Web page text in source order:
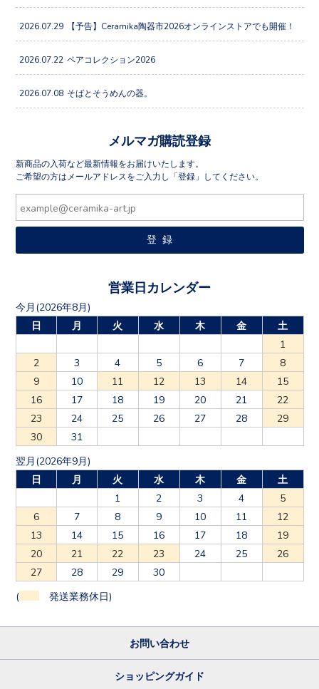
2026.07.29 【予告】Ceramika陶器市2026オンラインストアでも開催！
2026.07.22 ペアコレクション2026
2026.07.08 そばとそうめんの器。
メルマガ購読登録
新商品の入荷など最新情報をお届けいたします。
ご希望の方はメールアドレスをご入力し「登録」してください。
営業日カレンダー
今月(2026年8月)
日
月 火 水 木 金
土
1
2
3 4 5 6 7
8
9
10 11 12 13 14
15
16
17 18 19 20 21
22
23
24 25 26 27 28
29
30
31
翌月(2026年9月)
日
月 火 水 木 金
土
1
2 3 4
5
6
7 8 9 10 11
12
13
14 15 16 17 18
19
20
21 22 23 24 25
26
27
28 29 30
( 発送業務休日)
お問い合わせ
ショッピングガイド